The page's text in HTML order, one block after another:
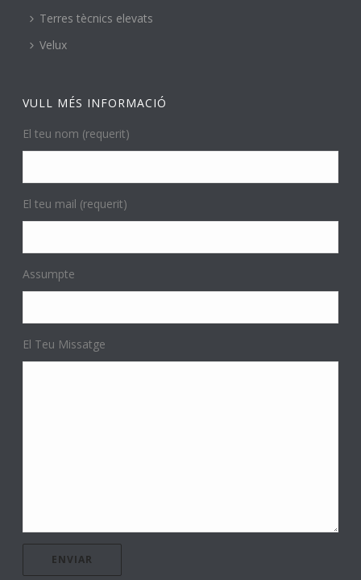
Terres tècnics elevats
Velux
VULL MÉS INFORMACIÓ
El teu nom (requerit)
El teu mail (requerit)
Assumpte
El Teu Missatge